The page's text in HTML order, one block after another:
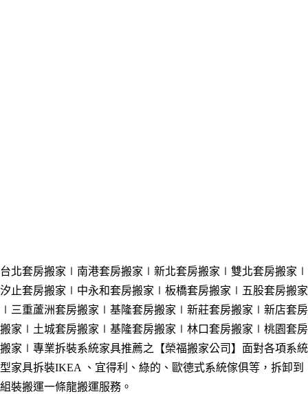
台北套房搬家 ∣南港套房搬家 ∣新北套房搬家 ∣雙北套房搬家 ∣
汐止套房搬家 ∣中永和套房搬家 ∣板橋套房搬家 ∣五股套房搬家
∣三重蘆洲套房搬家 ∣基隆套房搬家 ∣新莊套房搬家 ∣新店套房
搬家 ∣土城套房搬家 ∣基隆套房搬家 ∣林口套房搬家 ∣桃園套房
搬家 ∣專業拆裝系統家具推薦之
【榮福搬家公司】面對各項系統
型家具拆裝IKEA 、宜得利、綠的 、歐德式系統傢俱等，拆卸到
組裝搬運一條龍搬運服務。